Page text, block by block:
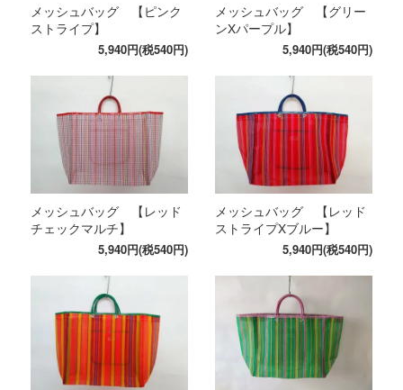
メッシュバッグ 【ピンク
ストライプ】
5,940円(税540円)
メッシュバッグ 【グリー
ンXパープル】
5,940円(税540円)
メッシュバッグ 【レッド
チェックマルチ】
5,940円(税540円)
メッシュバッグ 【レッド
ストライプXブルー】
5,940円(税540円)